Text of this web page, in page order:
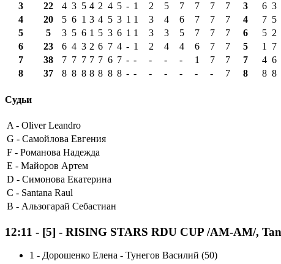
3
22 4 3 5 4 2 4 5 - 1 2 5 7 7 7 7 3 6 3
4
20 5 6 1 3 4 5 3 1 1 3 4 6 7 7 7 4 7 5
5
5 3 5 6 1 5 3 6 1 1 3 3 5 7 7 7 6 5 2
6
23 6 4 3 2 6 7 4 - 1 2 4 4 6 7 7 5 1 7
7
38 7 7 7 7 7 6 7 - - - - - 1 7 7 7 4 6
8
37 8 8 8 8 8 8 8 - - - - - - - 7 8 8 8
Судьи
A - Oliver Leandro
G - Самойлова Евгения
F - Романова Надежда
E - Майоров Артем
D - Симонова Екатерина
C - Santana Raul
B - Альзогарай Себастиан
12:11 - [5] - RISING STARS RDU CUP /AM-AM/,
1 - Дорошенко Елена - Тунегов Василий (50)